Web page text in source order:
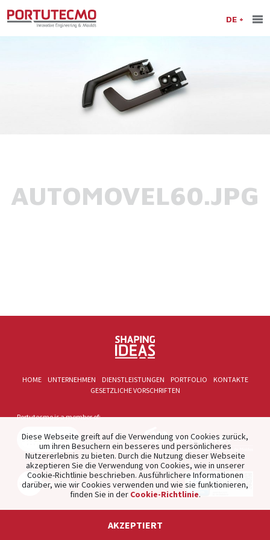
Diese Webseite greift auf die Verwendung von Cookies zurück,
um ihren Besuchern ein besseres und persönlicheres
Nutzererlebnis zu bieten. Durch die Nutzung dieser Webseite
akzeptieren Sie die Verwendung von Cookies, wie in unserer
Cookie-Richtlinie beschrieben. Ausführlichere Informationen
darüber, wie wir Cookies verwenden und wie sie funktionieren,
finden Sie in der Cookie-Richtlinie.
AKZEPTIERT
DE
AUTOMOVEL60.JPG
HOME UNTERNEHMEN DIENSTLEISTUNGEN PORTFOLIO
KONTAKTE
GESETZLICHE VORSCHRIFTEN
Portutecmo is a member of: